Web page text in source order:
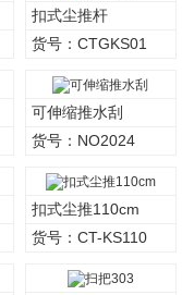
扣式尘推杆
货号：CTGKS01
可伸缩推水刮
货号：NO2024
扣式尘推110cm
货号：CT-KS110